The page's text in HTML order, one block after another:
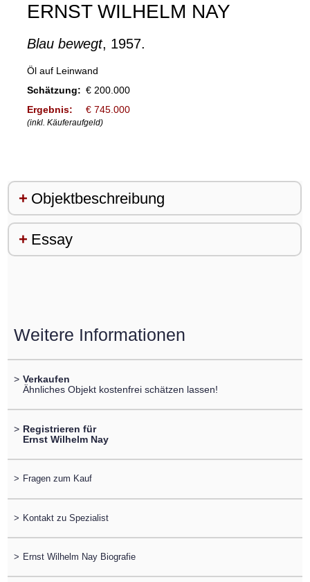
ERNST WILHELM NAY
Blau bewegt, 1957.
Öl auf Leinwand
Schätzung: € 200.000
Ergebnis:
€ 745.000
(inkl. Käuferaufgeld)
Objektbeschreibung
Essay
Weitere Informationen
> Verkaufen
Ähnliches Objekt kostenfrei schätzen lassen!
> Registrieren für
Ernst Wilhelm Nay
> Fragen zum Kauf
> Kontakt zu Spezialist
> Ernst Wilhelm Nay Biografie